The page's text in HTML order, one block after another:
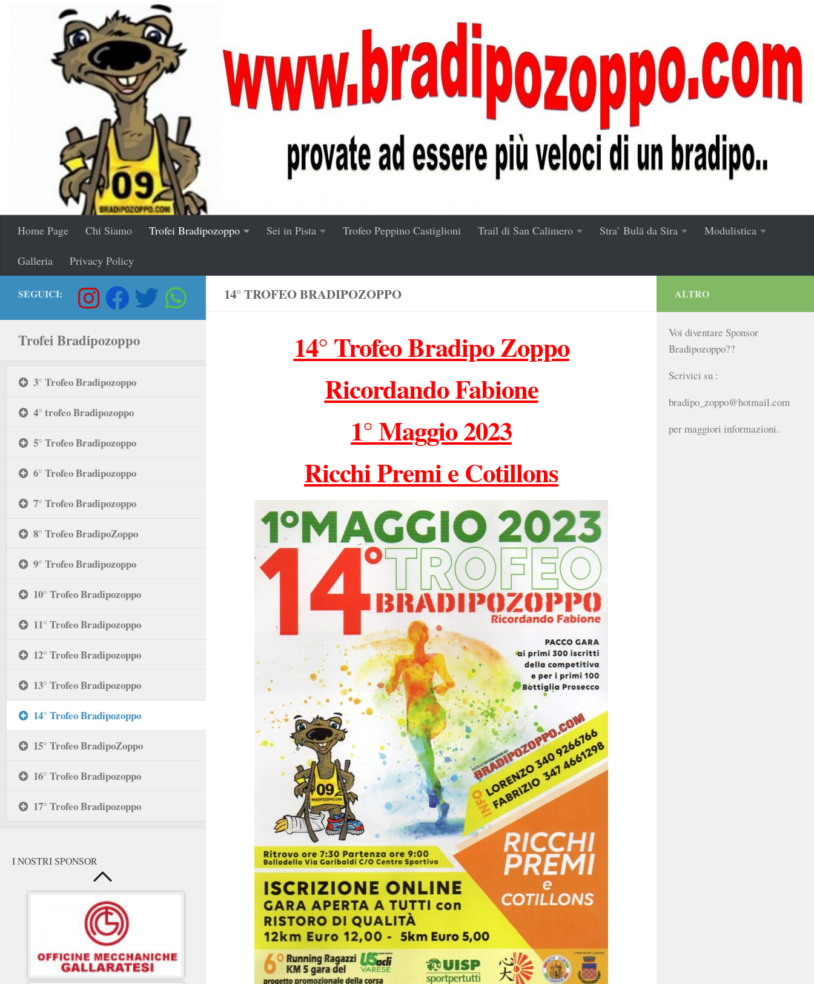
Salta al contenuto
Home Page Chi Siamo Trofei Bradipozoppo Sei in Pista Trofeo Peppino Castiglioni Trail di San Calimero Stra’ Bulä da Sira Modulistica
Galleria Privacy Policy
14° TROFEO BRADIPOZOPPO
14° Trofeo Bradipo Zoppo
Ricordando Fabione
1° Maggio 2023
Ricchi Premi e Cotillons
SEGUICI:
Trofei Bradipozoppo
3° Trofeo Bradipozoppo
4° trofeo Bradipozoppo
5° Trofeo Bradipozoppo
6° Trofeo Bradipozoppo
7° Trofeo Bradipozoppo
8° Trofeo BradipoZoppo
9° Trofeo Bradipozoppo
10° Trofeo Bradipozoppo
11° Trofeo Bradipozoppo
12° Trofeo Bradipozoppo
13° Trofeo Bradipozoppo
14° Trofeo Bradipozoppo
15° Trofeo BradipoZoppo
16° Trofeo Bradipozoppo
17° Trofeo Bradipozoppo
I NOSTRI SPONSOR
ALTRO
Voi diventare Sponsor
Bradipozoppo??
Scrivici su :
bradipo_zoppo@hotmail.com
per maggiori informazioni.